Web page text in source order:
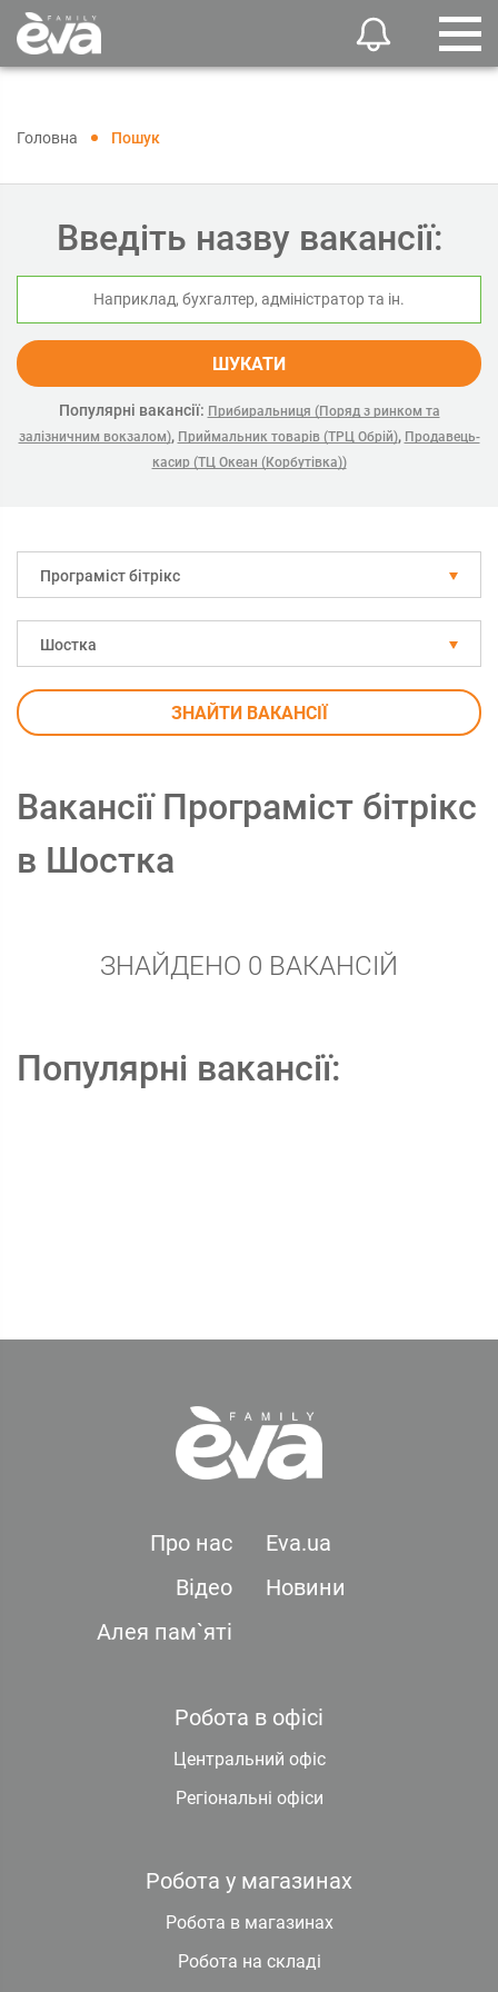
Головна Пошук
Введіть назву вакансії:
ШУКАТИ
Популярні вакансії: Прибиральниця (Поряд з ринком та
залізничним вокзалом), Приймальник товарів (ТРЦ Обрій), Продавець-
касир (ТЦ Океан (Корбутівка))
Програміст бітрікс
Шостка
ЗНАЙТИ ВАКАНСІЇ
Вакансії Програміст бітрікс
в Шостка
ЗНАЙДЕНО 0 ВАКАНСІЙ
Популярні вакансії:
Про нас
Eva.ua
Відео
Новини
Алея пам`яті
Робота в офісі
Центральний офіс
Регіональні офіси
Робота у магазинах
Робота в магазинах
Робота на складі